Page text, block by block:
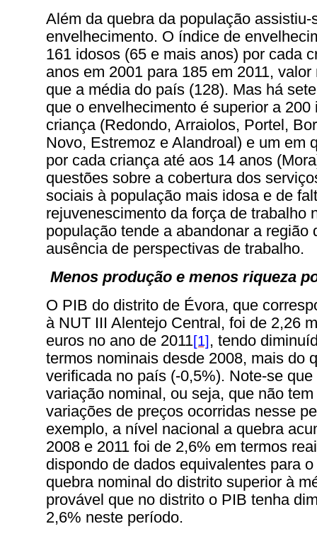
Além da quebra da população
envelhecimento. O índice de
161 idosos (65 e mais anos) por cada
anos em 2001 para 185 em 2011,
que a média do país (128). Mas há
que o envelhecimento é superior a 200
criança (Redondo, Arraiolos, Portel,
Novo, Estremoz e Alandroal) e um em
por cada criança até aos 14 anos
questões sobre a cobertura dos
sociais à população mais idosa e de
rejuvenescimento da força de trabalho
população tende a abandonar a região
ausência de perspectivas de trabalho.
Menos produção e menos riqueza
O PIB do distrito de Évora, que
à NUT III Alentejo Central, foi de 2,26
euros no ano de 2011[1] , tendo
termos nominais desde 2008, mais do
verificada no país (-0,5%). Note-se
variação nominal, ou seja, que não
variações de preços ocorridas nesse
exemplo, a nível nacional a quebra
2008 e 2011 foi de 2,6% em termos
dispondo de dados equivalentes para
quebra nominal do distrito superior à
provável que no distrito o PIB tenha
2,6% neste período.